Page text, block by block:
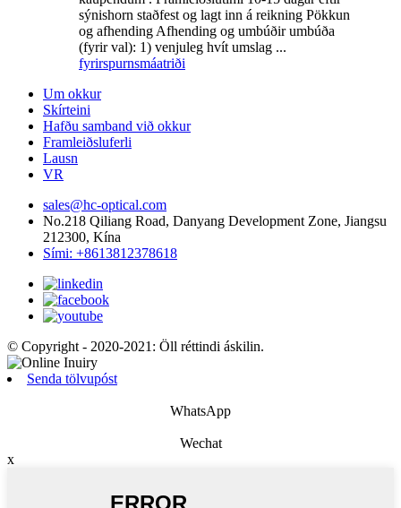
sýnishorn staðfest og lagt inn á reikning Pökkun
og afhending Afhending og umbúðir umbúða
(fyrir val): 1) venjuleg hvít umslag ...
fyrirspurnsmáatriði
Um okkur
Skírteini
Hafðu samband við okkur
Framleiðsluferli
Lausn
VR
sales@hc-optical.com
No.218 Qiliang Road, Danyang Development Zone, Jiangsu
212300, Kína
Sími: +8613812378618
© Copyright - 2020-2021: Öll réttindi áskilin.
Senda tölvupóst
WhatsApp
Wechat
x